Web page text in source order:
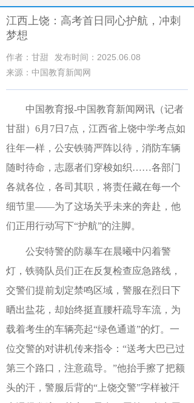
江西上饶：高考首日同心护航，冲刺
梦想
作者：甘甜
发布时间：2025.06.08
来源：中国教育新闻网
中国教育报-中国教育新闻网讯（记者
甘甜） 6月7日 7点，江西省上饶中学考点如
往年一样，公安铁骑严阵以待，消防车辆
随时待命，志愿者们穿梭如织……各部门
各就各位，各司其职，将责任藏在每一个
细节里——为了这场关乎未来的奔赴，他
们正用行动写下“护航”的注脚。
公安特警的防暴车在晨曦中闪着警
灯，铁骑队员们正在反复检查应急路线，
交警们提前划定禁鸣区域，警服在烈日下
晒出盐花，却始终挺直腰杆疏导车流，为
载着考生的车辆亮起“绿色通道”的灯。一
位交警的对讲机传来指令：“送考大巴已过
第三个路口，注意疏导。”他抬手擦了把额
头的汗，警服后背的“上饶交警”字样被汗